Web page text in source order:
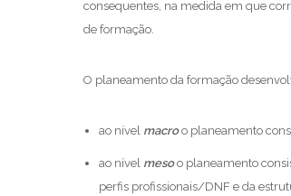
consequentes, na medida em que
de formação.
O planeamento da formação
ao nível macroo planeamento
ao nível mesoo planeamento
perfis profissionais/DNF e da